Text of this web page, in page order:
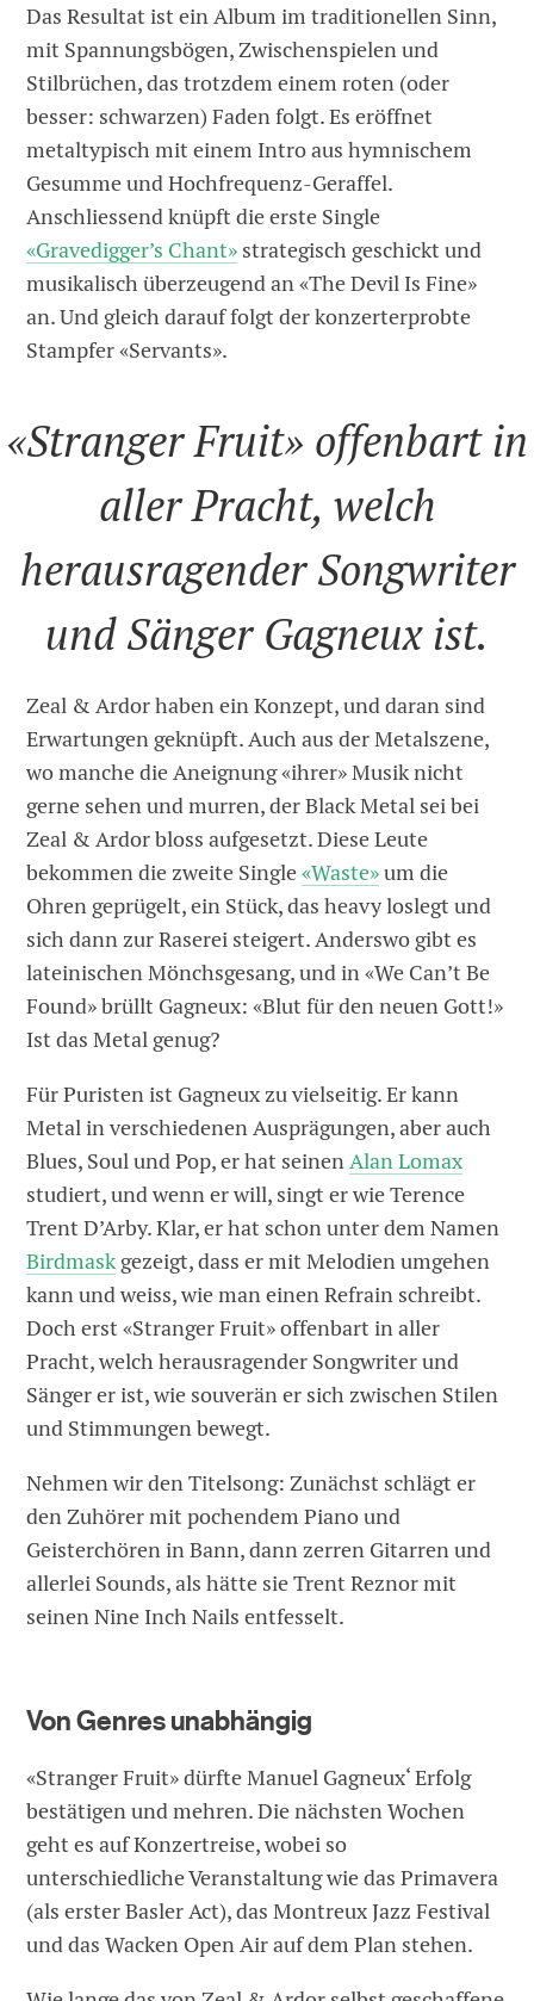
Das Resultat ist ein Album im traditionellen Sinn,
mit Spannungsbögen, Zwischenspielen und
Stilbrüchen, das trotzdem einem roten (oder
besser: schwarzen) Faden folgt. Es eröffnet
metaltypisch mit einem Intro aus hymnischem
Gesumme und Hochfrequenz-Geraffel.
Anschliessend knüpft die erste Single
«Gravedigger’s Chant» strategisch geschickt und
musikalisch überzeugend an «The Devil Is Fine»
an. Und gleich darauf folgt der konzerterprobte
Stampfer «Servants».
«Stranger Fruit» offenbart in
aller Pracht, welch
herausragender Songwriter
und Sänger Gagneux ist.
Zeal & Ardor haben ein Konzept, und daran sind
Erwartungen geknüpft. Auch aus der Metalszene,
wo manche die Aneignung «ihrer» Musik nicht
gerne sehen und murren, der Black Metal sei bei
Zeal & Ardor bloss aufgesetzt. Diese Leute
bekommen die zweite Single«Waste»um die
Ohren geprügelt, ein Stück, das heavy loslegt und
sich dann zur Raserei steigert. Anderswo gibt es
lateinischen Mönchsgesang, und in «We Can’t Be
Found» brüllt Gagneux: «Blut für den neuen Gott!»
Ist das Metal genug?
Für Puristen ist Gagneux zu vielseitig. Er kann
Metal in verschiedenen Ausprägungen, aber auch
Blues, Soul und Pop, er hat seinenAlan Lomax
studiert, und wenn er will, singt er wie Terence
Trent D’Arby. Klar, er hat schon unter dem Namen
Birdmaskgezeigt, dass er mit Melodien umgehen
kann und weiss, wie man einen Refrain schreibt.
Doch erst «Stranger Fruit» offenbart in aller
Pracht, welch herausragender Songwriter und
Sänger er ist, wie souverän er sich zwischen Stilen
und Stimmungen bewegt.
Nehmen wir den Titelsong: Zunächst schlägt er
den Zuhörer mit pochendem Piano und
Geisterchören in Bann, dann zerren Gitarren und
allerlei Sounds, als hätte sie Trent Reznor mit
seinen Nine Inch Nails entfesselt.
Von Genres unabhängig
«Stranger Fruit» dürfte Manuel Gagneux‘ Erfolg
bestätigen und mehren. Die nächsten Wochen
geht es auf Konzertreise, wobei so
unterschiedliche Veranstaltung wie das Primavera
(als erster Basler Act), das Montreux Jazz Festival
und das Wacken Open Air auf dem Plan stehen.